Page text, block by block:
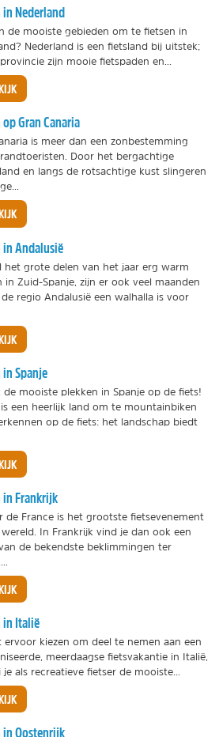
in Nederland
de mooiste gebieden om te fietsen in
Nederland is een fietsland bij uitstek;
zijn mooie fietspaden en...
Gran Canaria
is meer dan een zonbestemming
Door het bergachtige
en langs de rotsachtige kust slingeren
in Andalusië
het grote delen van het jaar erg warm
in Zuid-Spanje, zijn er ook veel maanden
regio Andalusië een walhalla is voor
Spanje
de mooiste plekken in Spanje op de fiets!
is een heerlijk land om te mountainbiken
op de fiets: het landschap biedt
in Frankrijk
de France is het grootste fietsevenement
In Frankrijk vind je dan ook een
de bekendste beklimmingen ter
in Italië
ervoor kiezen om deel te nemen aan een
meerdaagse fietsvakantie in Italië,
als recreatieve fietser de mooiste...
in Oostenrijk